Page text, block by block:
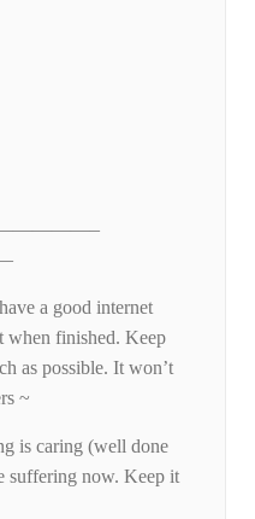
a good internet
when finished. Keep
as possible. It won’t
~
is caring (well done
suffering now. Keep it